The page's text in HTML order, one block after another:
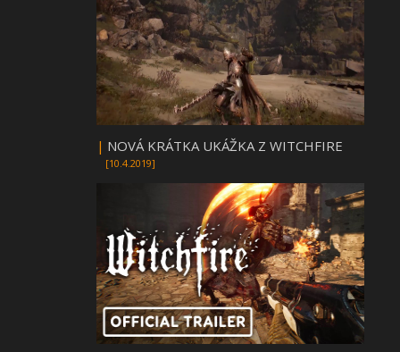
| NOVÁ KRÁTKA UKÁŽKA Z WITCHFIRE
[10.4.2019]